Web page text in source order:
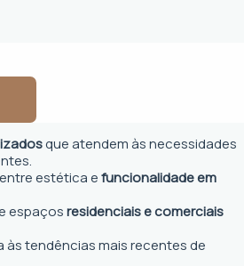
em
das Palmeiras
que atendem às necessidades
estética efuncionalidade em
espaçosresidenciais e comerciais
às tendências mais recentes de